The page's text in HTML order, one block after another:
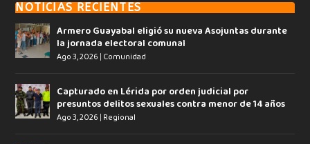
NOTICIAS RECIENTES
Armero Guayabal eligió su nueva Asojuntas durante
la jornada electoral comunal
Ago 3, 2026 | Comunidad
Capturado en Lérida por orden judicial por
presuntos delitos sexuales contra menor de 14 años
Ago 3, 2026 | Regional